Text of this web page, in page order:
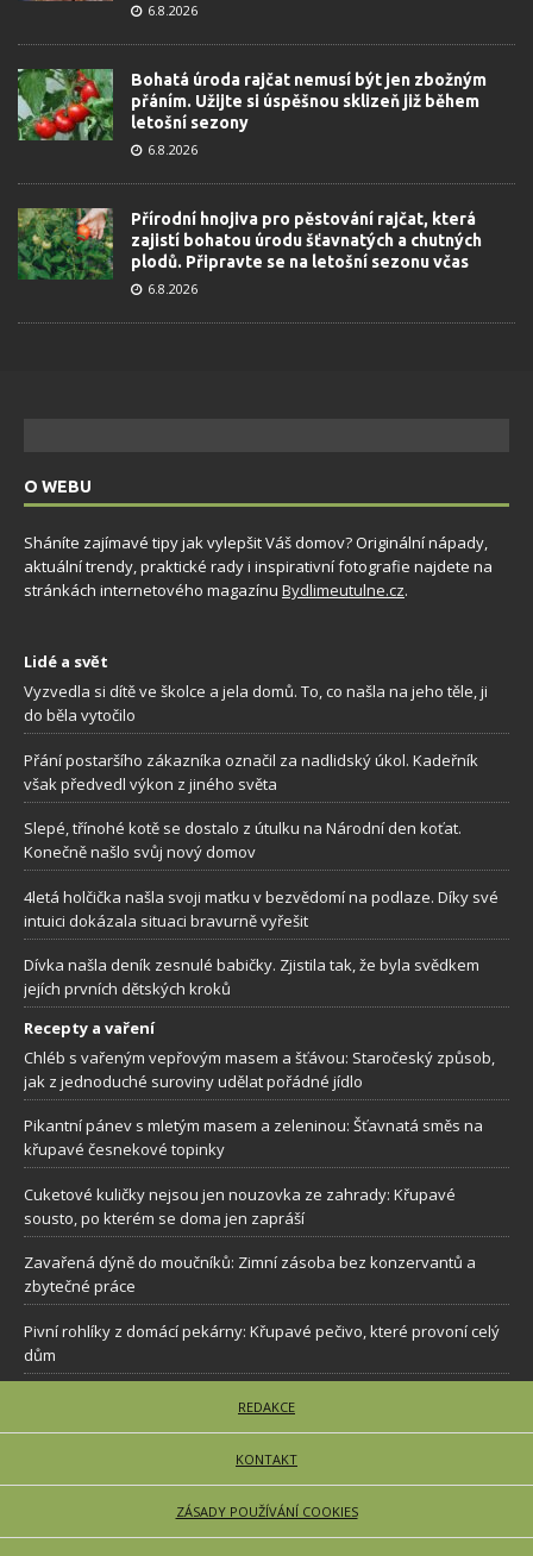
6.8.2026
Bohatá úroda rajčat nemusí být jen zbožným
přáním. Užijte si úspěšnou sklizeň již během
letošní sezony
6.8.2026
Přírodní hnojiva pro pěstování rajčat, která
zajistí bohatou úrodu šťavnatých a chutných
plodů. Připravte se na letošní sezonu včas
6.8.2026
O WEBU
Sháníte zajímavé tipy jak vylepšit Váš domov? Originální nápady,
aktuální trendy, praktické rady i inspirativní fotografie najdete na
stránkách internetového magazínu Bydlimeutulne.cz.
Lidé a svět
Vyzvedla si dítě ve školce a jela domů. To, co našla na jeho těle, ji
do běla vytočilo
Přání postaršího zákazníka označil za nadlidský úkol. Kadeřník
však předvedl výkon z jiného světa
Slepé, třínohé kotě se dostalo z útulku na Národní den koťat.
Konečně našlo svůj nový domov
4letá holčička našla svoji matku v bezvědomí na podlaze. Díky své
intuici dokázala situaci bravurně vyřešit
Dívka našla deník zesnulé babičky. Zjistila tak, že byla svědkem
jejích prvních dětských kroků
Recepty a vaření
Chléb s vařeným vepřovým masem a šťávou: Staročeský způsob,
jak z jednoduché suroviny udělat pořádné jídlo
Pikantní pánev s mletým masem a zeleninou: Šťavnatá směs na
křupavé česnekové topinky
Cuketové kuličky nejsou jen nouzovka ze zahrady: Křupavé
sousto, po kterém se doma jen zapráší
Zavařená dýně do moučníků: Zimní zásoba bez konzervantů a
zbytečné práce
Pivní rohlíky z domácí pekárny: Křupavé pečivo, které provoní celý
dům
REDAKCE
KONTAKT
ZÁSADY POUŽÍVÁNÍ COOKIES